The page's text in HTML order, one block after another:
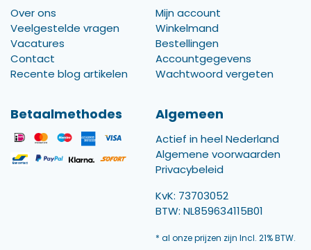
Over ons
Veelgestelde vragen
Vacatures
Contact
Recente blog artikelen
Mijn account
Winkelmand
Bestellingen
Accountgegevens
Wachtwoord vergeten
Betaalmethodes Algemeen
Actief in heel Nederland
Algemene voorwaarden
Privacybeleid
KvK: 73703052
BTW: NL859634115B01
* al onze prijzen zijn Incl. 21% BTW.